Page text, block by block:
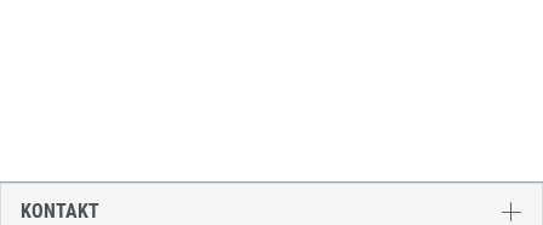
KONTAKT